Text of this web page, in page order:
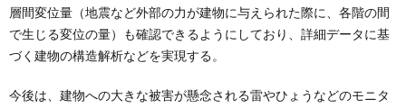
層間変位量（地震など外部の力が建物に与えられた際に、各階の間
で生じる変位の量）も確認できるようにしており、詳細データに基
づく建物の構造解析などを実現する。
今後は、建物への大きな被害が懸念される雷やひょうなどのモニタ